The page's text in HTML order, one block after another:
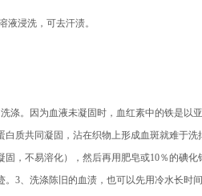
浸洗，可去汗渍。
。因为血液未凝固时，血红素中的铁是以
质共同凝固，沾在织物上形成血斑就难于
，不易溶化），然后再用肥皂或10％的碘
。3、洗涤陈旧的血渍，也可以先用冷水长时